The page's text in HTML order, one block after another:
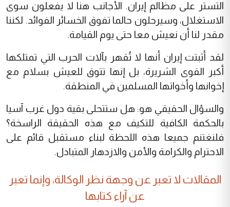
التستر على مظالم إيران. الأجانب هنا لا يفعلون سوى
الاستغلال، وسيرحلون حالما تفوق الخسائر الفوائد. لكننا
مقدر لنا أن نعيش معا حتى يوم القيامة.
لقد أثبتت إيران أنها لا تُقهر بآلات الحرب التي تمتلكها
أكبر القوى الشريرة، بل إنها تتوق للعيش بسلام مع
إخوانها وأخواتها المسلمين في المنطقة.
والسؤال الحقيقي هو: هل ستتحلى بقية دول غرب آسيا
بالحكمة الكافية للتكيف مع هذه الحقيقة الراسخة؟
فلنغتنم جميعا هذه اللحظة لبناء مستقبل قائم على
الاحترام والكرامة والأمن والازدهار المتبادل.
المقالات لا تعبر عن وجهة نظر الوكالة، وإنما تعبر
عن آراء كتابها